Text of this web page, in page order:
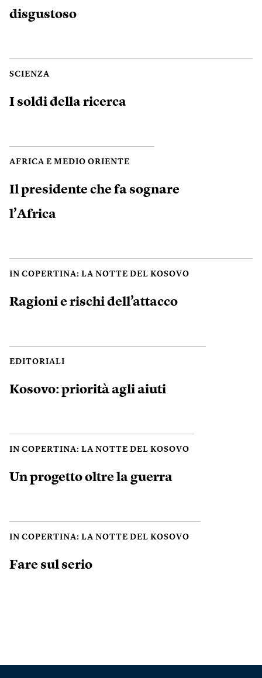
disgustoso
SCIENZA
I soldi della ricerca
AFRICA E MEDIO ORIENTE
Il presidente che fa sognare
l’Africa
IN COPERTINA: LA NOTTE DEL KOSOVO
Ragioni e rischi dell’attacco
EDITORIALI
Kosovo: priorità agli aiuti
IN COPERTINA: LA NOTTE DEL KOSOVO
Un progetto oltre la guerra
IN COPERTINA: LA NOTTE DEL KOSOVO
Fare sul serio